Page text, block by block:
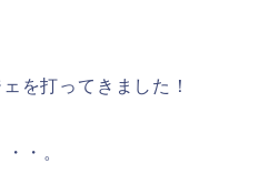
を打ってきました！
・。